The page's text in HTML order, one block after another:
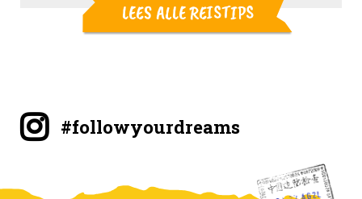
LEES ALLE REISTIPS
#followyourdreams